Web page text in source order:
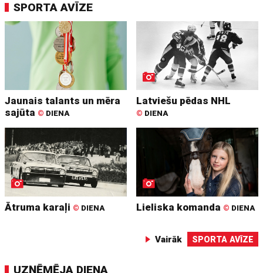
SPORTA AVĪZE
Jaunais talants un mēra
sajūta © DIENA
Latviešu pēdas NHL
© DIENA
Ātruma karaļi © DIENA Lieliska komanda © DIENA
Vairāk SPORTA AVĪZE
UZŅĒMĒJA DIENA